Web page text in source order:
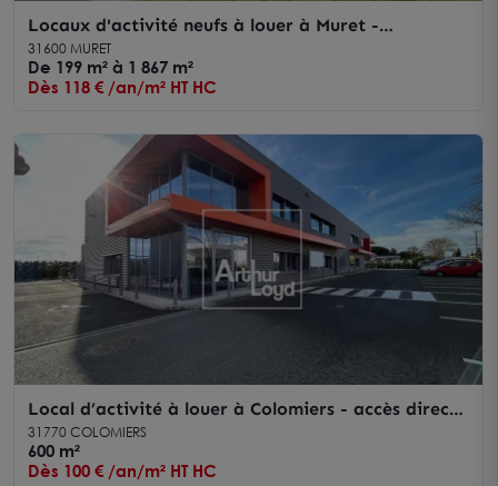
Locaux d'activité neufs à louer à Muret -
environnement dynamique surface modulable
31600 MURET
De 199 m² à 1 867 m²
Dès 118 € /an/m² HT HC
Local d’activité à louer à Colomiers - accès direct
grands axes et visibilité
31770 COLOMIERS
600 m²
Dès 100 € /an/m² HT HC